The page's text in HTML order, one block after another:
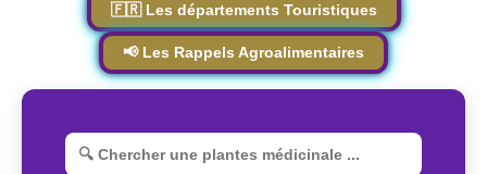
🇫🇷 Les départements Touristiques
📢 Les Rappels Agroalimentaires